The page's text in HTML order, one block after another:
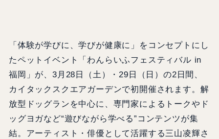
「体験が学びに、学びが健康に」をコンセプトにし
たペットイベント「わんらいふフェスティバル in
福岡」が、3月28日（土）・29日（日）の2日間、
カイタックスクエアガーデンで初開催されます。解
放型ドッグランを中心に、専門家によるトークやド
ッグヨガなど“遊びながら学べる”コンテンツが集
結。アーティスト・俳優として活躍する三山凌輝さ